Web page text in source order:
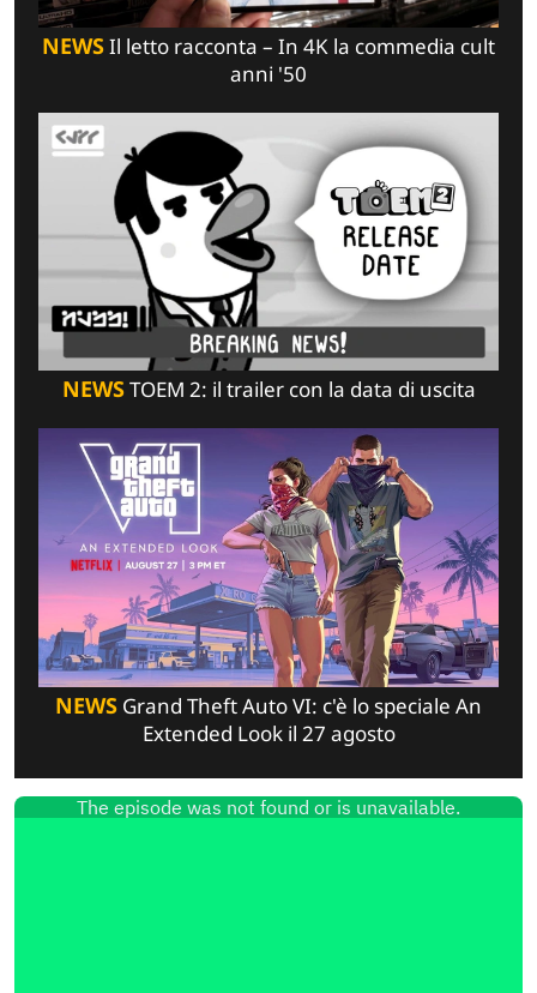
NEWSIl letto racconta – In 4K la commedia cult
anni '50
NEWSTOEM 2: il trailer con la data di uscita
NEWS Grand Theft Auto VI: c'è lo speciale An
Extended Look il 27 agosto